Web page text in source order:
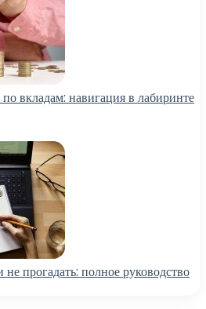
вкладам: навигация в лабиринте
прогадать: полное руководство